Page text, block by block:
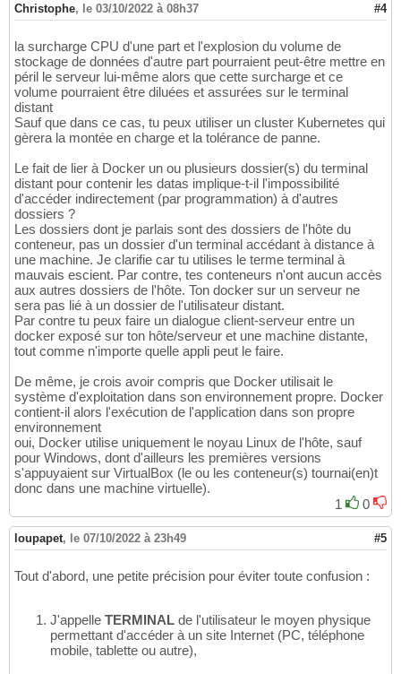
Christophe, le 03/10/2022 à 08h37 #4
la surcharge CPU d'une part et l'explosion du volume de
stockage de données d'autre part pourraient peut-être mettre en
péril le serveur lui-même alors que cette surcharge et ce
volume pourraient être diluées et assurées sur le terminal
distant
Sauf que dans ce cas, tu peux utiliser un cluster Kubernetes qui
gèrera la montée en charge et la tolérance de panne.
Le fait de lier à Docker un ou plusieurs dossier(s) du terminal
distant pour contenir les datas implique-t-il l'impossibilité
d'accéder indirectement (par programmation) à d'autres
dossiers ?
Les dossiers dont je parlais sont des dossiers de l'hôte du
conteneur, pas un dossier d'un terminal accédant à distance à
une machine. Je clarifie car tu utilises le terme terminal à
mauvais escient. Par contre, tes conteneurs n'ont aucun accès
aux autres dossiers de l'hôte. Ton docker sur un serveur ne
sera pas lié à un dossier de l'utilisateur distant.
Par contre tu peux faire un dialogue client-serveur entre un
docker exposé sur ton hôte/serveur et une machine distante,
tout comme n'importe quelle appli peut le faire.
De même, je crois avoir compris que Docker utilisait le
système d'exploitation dans son environnement propre. Docker
contient-il alors l'exécution de l'application dans son propre
environnement
oui, Docker utilise uniquement le noyau Linux de l'hôte, sauf
pour Windows, dont d'ailleurs les premières versions
s'appuyaient sur VirtualBox (le ou les conteneur(s) tournai(en)t
donc dans une machine virtuelle).
1
0
loupapet, le 07/10/2022 à 23h49 #5
Tout d'abord, une petite précision pour éviter toute confusion :
J'appelle TERMINAL de l'utilisateur le moyen physique
permettant d'accéder à un site Internet (PC, téléphone
mobile, tablette ou autre),